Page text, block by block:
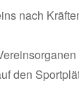
nach
den